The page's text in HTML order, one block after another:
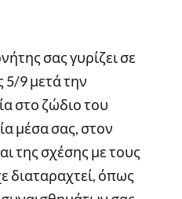
σας γυρίζει σε
5/9 μετά την
στο ζώδιο του
μέσα σας, στον
της σχέσης με τους
διαταραχτεί, όπως